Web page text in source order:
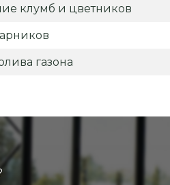
клумб и цветников
газона